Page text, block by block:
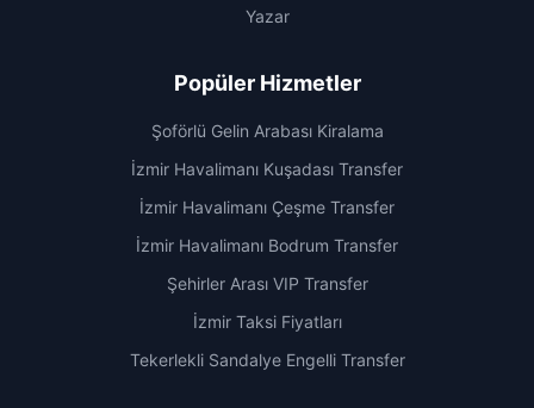
Yazar
Popüler Hizmetler
Şoförlü Gelin Arabası Kiralama
İzmir Havalimanı Kuşadası Transfer
İzmir Havalimanı Çeşme Transfer
İzmir Havalimanı Bodrum Transfer
Şehirler Arası VIP Transfer
İzmir Taksi Fiyatları
Tekerlekli Sandalye Engelli Transfer